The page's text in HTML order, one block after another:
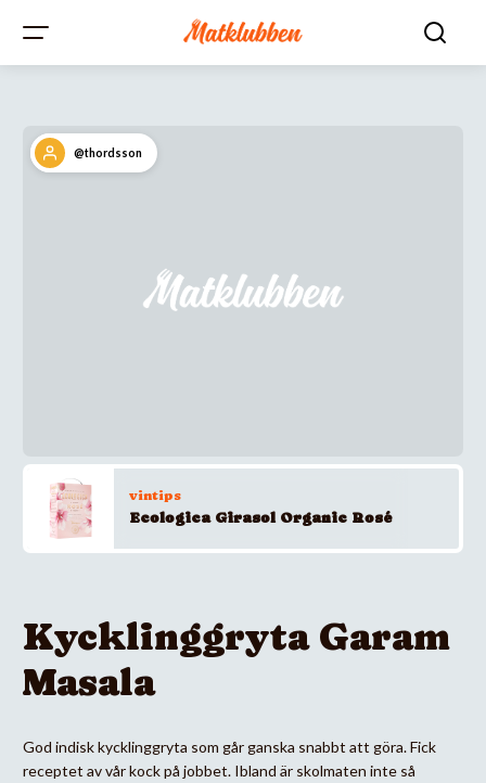
@thordsson
vintips
Ecologica Girasol Organic Rosé
Kycklinggryta Garam
Masala
God indisk kycklinggryta som går ganska snabbt att göra. Fick
receptet av vår kock på jobbet. Ibland är skolmaten inte så